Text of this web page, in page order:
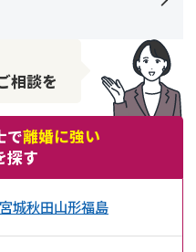
相談を
で離婚に強い
探す
宮城秋田山形福島